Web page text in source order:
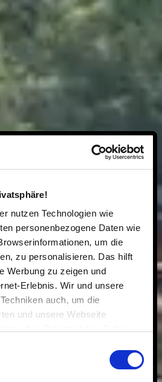
nutzen Technologien wie
personenbezogene Daten wie
um die
zu personalisieren. Das hilft
Werbung zu zeigen und
Erlebnis. Wir und unsere
auch, um die
und unsere Webseite